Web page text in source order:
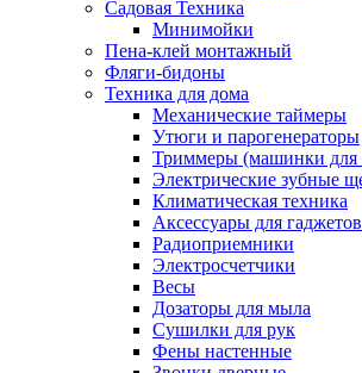
Садовая Техника
Минимойки
Пена-клей монтажный
Фляги-бидоны
Техника для дома
Механические таймеры
Утюги и парогенераторы
Триммеры (машинки для
Электрические зубные
Климатическая техника
Аксессуары для гаджетов
Радиоприемники
Электросчетчики
Весы
Дозаторы для мыла
Сушилки для рук
Фены настенные